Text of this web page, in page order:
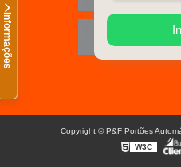
Informações Mapa
Copyright © P&F Portões
W3C